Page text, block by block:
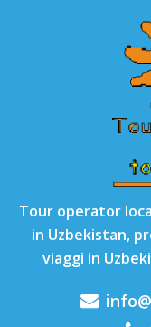
Tour operator
in Uzbekistan,
viaggi in